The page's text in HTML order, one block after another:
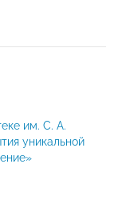
им. С. А.
уникальной